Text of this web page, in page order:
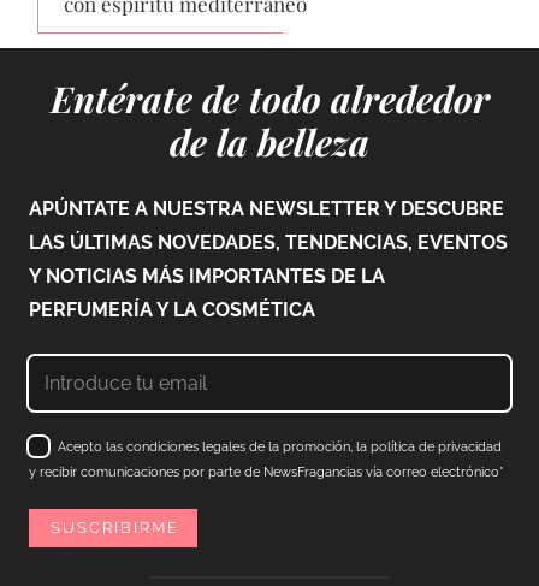
Entérate de todo alrededor
de la belleza
APÚNTATE A NUESTRA NEWSLETTER Y DESCUBRE
LAS ÚLTIMAS NOVEDADES, TENDENCIAS, EVENTOS
Y NOTICIAS MÁS IMPORTANTES DE LA
PERFUMERÍA Y LA COSMÉTICA
Acepto las condiciones legales de la promoción, la política de privacidad
y recibir comunicaciones por parte de NewsFragancias vía correo electrónico*